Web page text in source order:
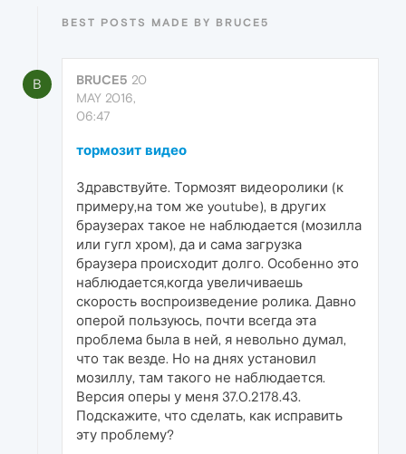
BEST POSTS MADE BY BRUCE5
B BRUCE5 20
MAY 2016,
06:47
тормозит видео
Здравствуйте. Тормозят видеоролики (к
примеру,на том же youtube), в других
браузерах такое не наблюдается (мозилла
или гугл хром), да и сама загрузка
браузера происходит долго. Особенно это
наблюдается,когда увеличиваешь
скорость воспроизведение ролика. Давно
оперой пользуюсь, почти всегда эта
проблема была в ней, я невольно думал,
что так везде. Но на днях установил
мозиллу, там такого не наблюдается.
Версия оперы у меня 37.0.2178.43.
Подскажите, что сделать, как исправить
эту проблему?